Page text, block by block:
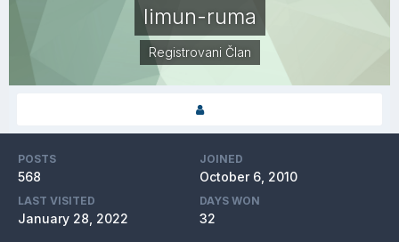
limun-ruma
Registrovani Član
POSTS
568
JOINED
October 6, 2010
LAST VISITED
January 28, 2022
DAYS WON
32